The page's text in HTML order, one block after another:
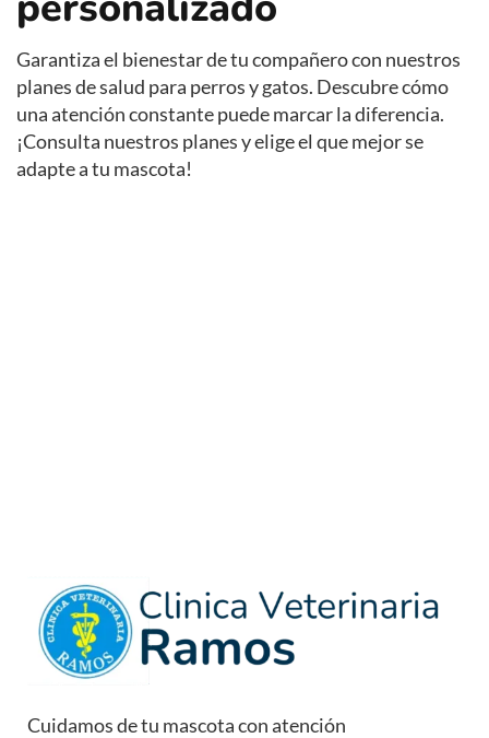
Garantiza el bienestar de tu compañero con nuestros
planes de salud para perros y gatos. Descubre cómo
una atención constante puede marcar la diferencia.
¡Consulta nuestros planes y elige el que mejor se
adapte a tu mascota!
Cuidamos de tu mascota con atención